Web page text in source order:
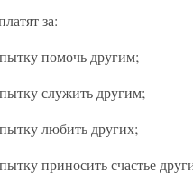
за:
помочь другим;
служить другим;
любить других;
приносить счастье